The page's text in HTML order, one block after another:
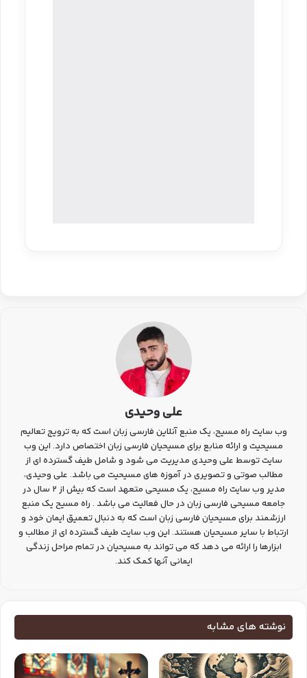
علی وحیدی
وب سایت راه مسیح، یک منبع آنلاین فارسی زبان است که به ترویج تعالیم
مسیحیت و ارائه منابع برای مسیحیان فارسی زبان اختصاص دارد. این وب
سایت توسط علی وحیدی مدیریت می شود و شامل طیف گسترده ای از
مطالب صوتی و تصویری در آموزه های مسیحیت می باشد. علی وحیدی،
مدیر وب سایت راه مسیح، یک مسیحی متعهد است که بیش از 2 سال در
جامعه مسیحی فارسی زبان در حال فعالیت می باشد . راه مسیح یک منبع
ارزشمند برای مسیحیان فارسی زبان است که به دنبال تعمیق ایمان خود و
ارتباط با سایر مسیحیان هستند. این وب سایت طیف گسترده ای از مطالب و
ابزارها را ارائه می دهد که می تواند به مسیحیان در تمام مراحل زندگی
ایمانی آنها کمک کند.
نوشته های مشابه